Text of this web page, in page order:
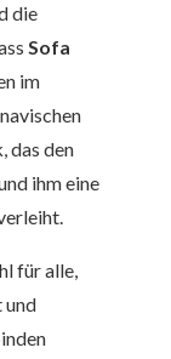
die
Sofa
im
das den
ihm eine
für alle,
und